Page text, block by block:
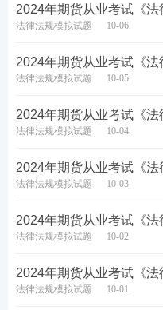
2024年期货从业考试《法
法律法规模拟试题 10-06
2024年期货从业考试《法
法律法规模拟试题 10-05
2024年期货从业考试《法
法律法规模拟试题 10-04
2024年期货从业考试《法
法律法规模拟试题 10-03
2024年期货从业考试《法
法律法规模拟试题 10-02
2024年期货从业考试《法
法律法规模拟试题 10-01